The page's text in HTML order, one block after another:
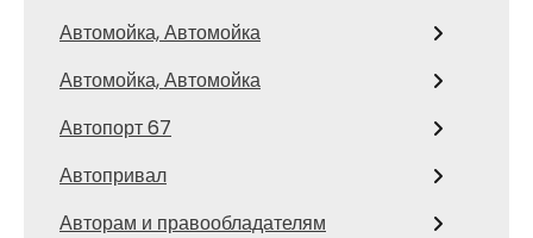
Автомойка, Автомойка
Автомойка, Автомойка
Автопорт 67
Автопривал
Авторам и правообладателям